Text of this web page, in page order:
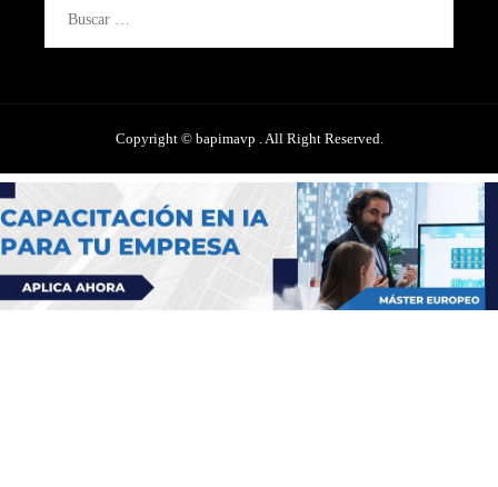
Copyright © bapimavp . All Right Reserved.